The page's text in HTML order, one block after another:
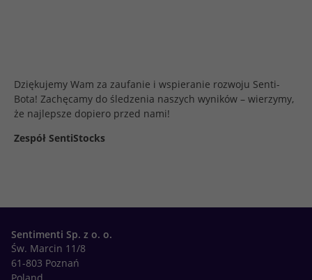
Dziękujemy Wam za zaufanie i wspieranie rozwoju Senti-
Bota! Zachęcamy do śledzenia naszych wyników – wierzymy,
że najlepsze dopiero przed nami!
Zespół SentiStocks
Sentimenti Sp. z o. o.
Św. Marcin 11/8
61-803 Poznań